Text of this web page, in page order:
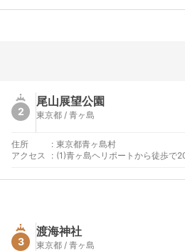
2
尾山展望公園
東京都 / 青ヶ島
住所 : 東京都青ヶ島村
アクセス
:
3
渡海神社
東京都 / 青ヶ島